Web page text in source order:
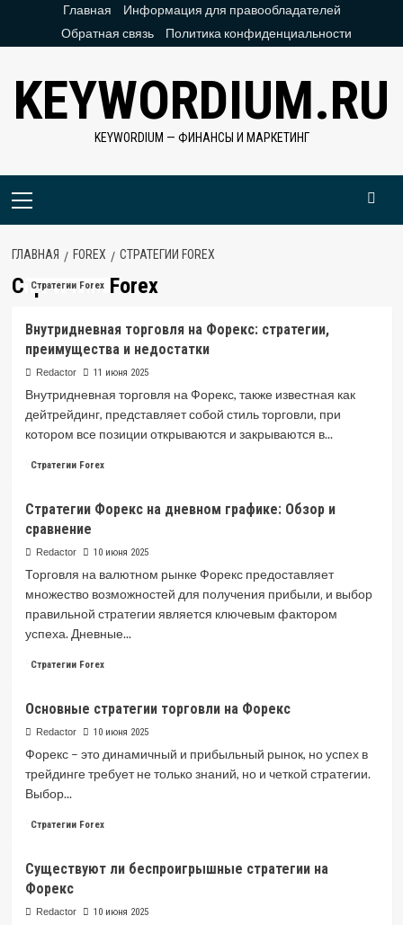
Главная
Информация для правообладателей
Обратная связь
Политика конфиденциальности
KEYWORDIUM.RU
KEYWORDIUM — ФИНАНСЫ И МАРКЕТИНГ
Основное
ГЛАВНАЯ FOREX СТРАТЕГИИ FOREX
Стратегии Forex
Стратегии Forex
Внутридневная торговля на Форекс: стратегии,
преимущества и недостатки
Redactor 11 июня 2025
Внутридневная торговля на Форекс, также известная как
дейтрейдинг, представляет собой стиль торговли, при
котором все позиции открываются и закрываются в...
Читать далееRead
Внутридневная
на
стратегии,
преимущества
и
недостатки
Стратегии Forex
Стратегии Форекс на дневном графике: Обзор и
сравнение
Redactor 10 июня 2025
Торговля на валютном рынке Форекс предоставляет
множество возможностей для получения прибыли‚ и выбор
правильной стратегии является ключевым фактором
успеха. Дневные...
Читать далееRead
Стратегии
Форекс
дневном
графике:
сравнение
Стратегии Forex
Основные стратегии торговли на Форекс
Redactor 10 июня 2025
Форекс – это динамичный и прибыльный рынок, но успех в
трейдинге требует не только знаний, но и четкой стратегии.
Выбор...
Читать далееRead
Основные
торговли
Стратегии Forex
Существуют ли беспроигрышные стратегии на
Форекс
Redactor 10 июня 2025